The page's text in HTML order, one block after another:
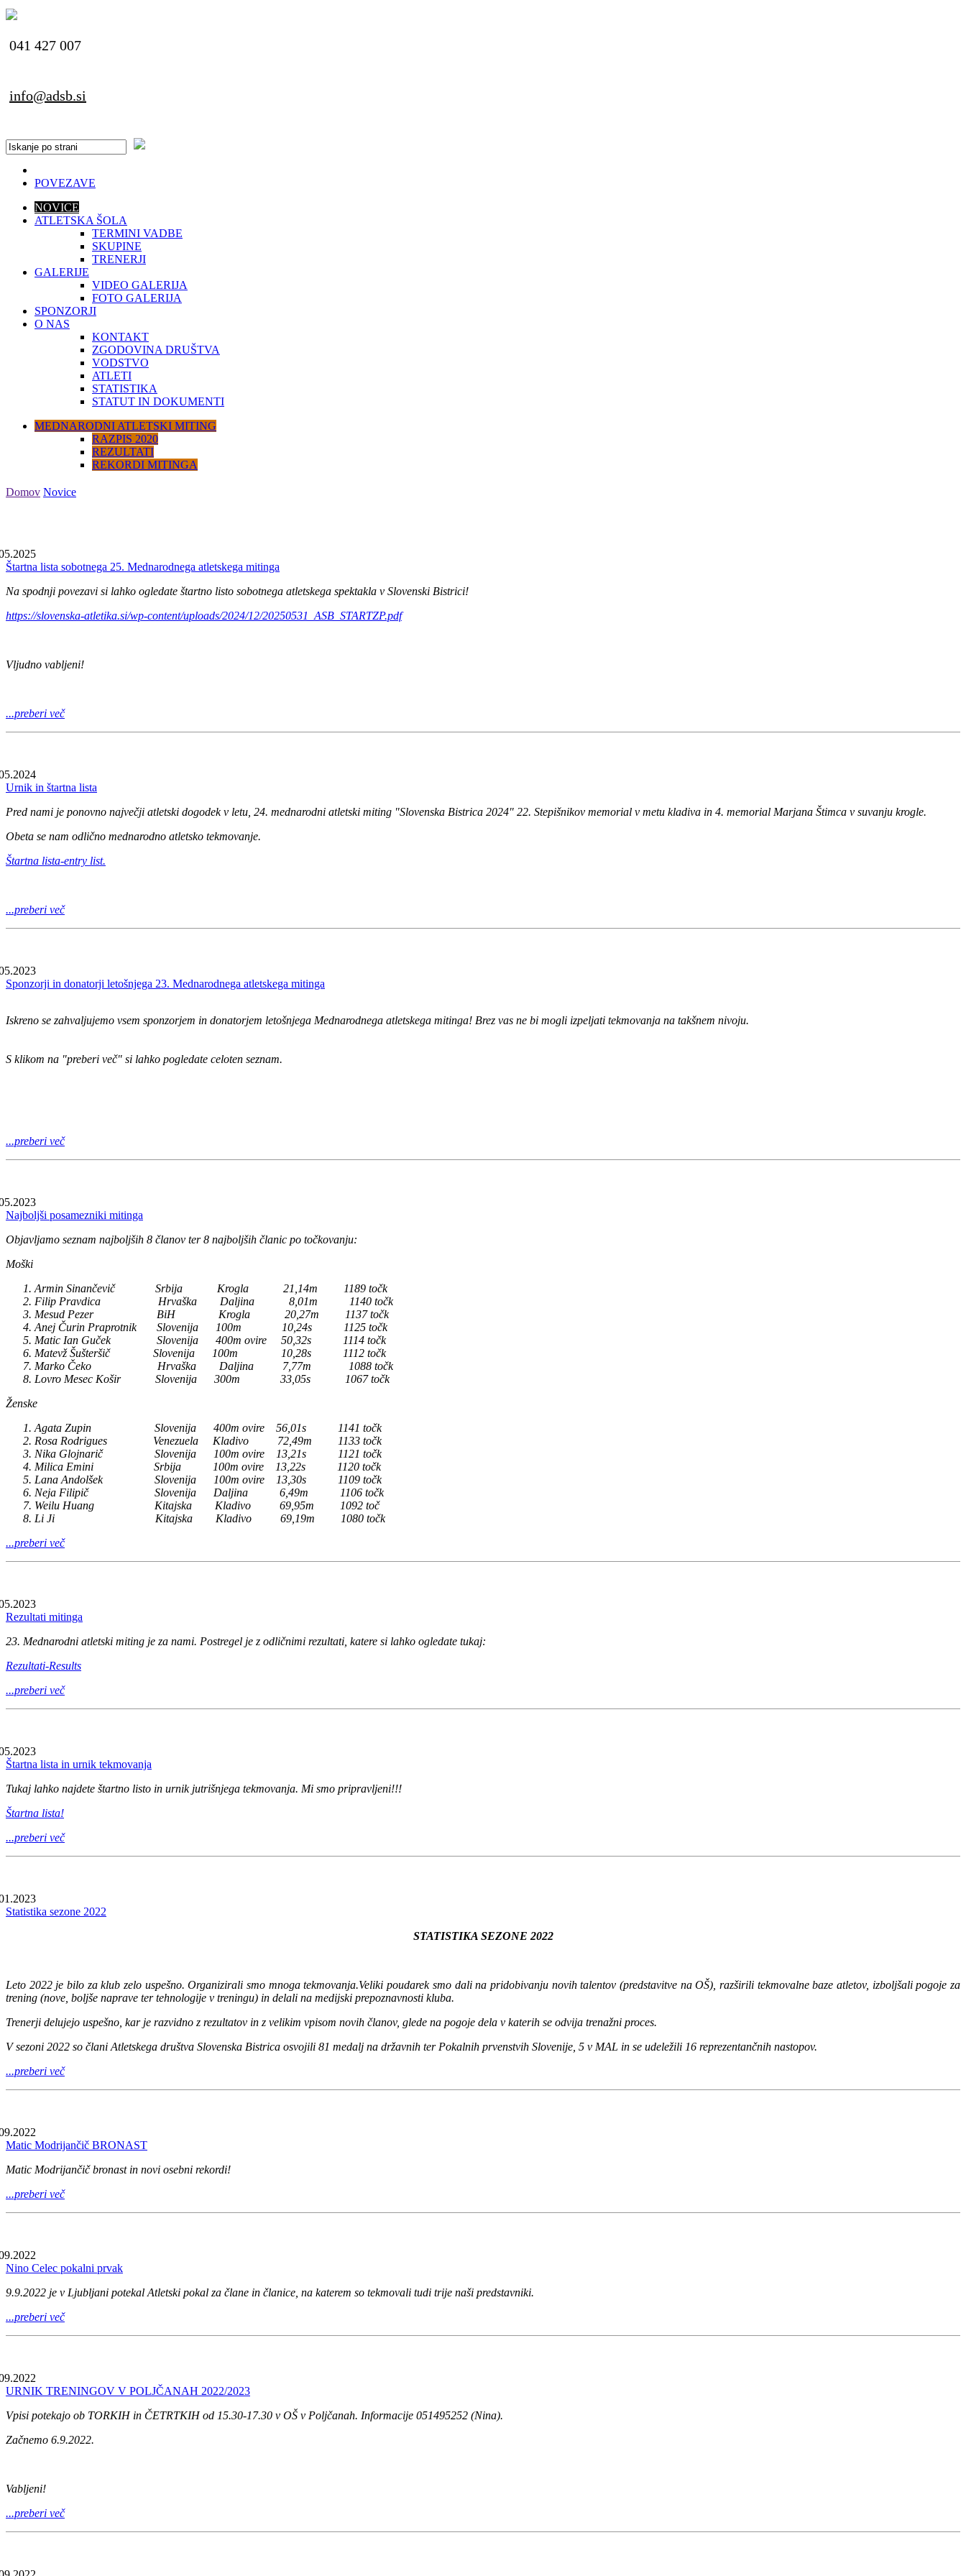
041 427 007
info@adsb.si
POVEZAVE
NOVICE
ATLETSKA ŠOLA
TERMINI VADBE
SKUPINE
TRENERJI
GALERIJE
VIDEO GALERIJA
FOTO GALERIJA
SPONZORJI
O NAS
KONTAKT
ZGODOVINA DRUŠTVA
VODSTVO
ATLETI
STATISTIKA
STATUT IN DOKUMENTI
MEDNARODNI ATLETSKI MITING
RAZPIS 2020
REZULTATI
REKORDI MITINGA
Domov Novice
Štartna lista sobotnega 25. Mednarodnega atletskega mitinga
Na spodnji povezavi si lahko ogledate štartno listo sobotnega atletskega spektakla v Slovenski Bistrici!
https://slovenska-atletika.si/wp-content/uploads/2024/12/20250531_ASB_STARTZP.pdf
Vljudno vabljeni!
...preberi več
Urnik in štartna lista
Pred nami je ponovno največji atletski dogodek v letu, 24. mednarodni atletski miting "Slovenska Bistrica 2024" 22. Stepišnikov memorial v metu kladiva in 4. memorial Marjana Štimca v suvanju krogle.
Obeta se nam odlično mednarodno atletsko tekmovanje.
Štartna lista-entry list.
...preberi več
Sponzorji in donatorji letošnjega 23. Mednarodnega atletskega mitinga
Iskreno se zahvaljujemo vsem sponzorjem in donatorjem letošnjega Mednarodnega atletskega mitinga! Brez vas ne bi mogli izpeljati tekmovanja na takšnem nivoju.
S klikom na "preberi več" si lahko pogledate celoten seznam.
...preberi več
Najboljši posamezniki mitinga
Objavljamo seznam najboljših 8 članov ter 8 najboljših članic po točkovanju:
Moški
Armin Sinančevič Srbija Krogla 21,14m 1189 točk
Filip Pravdica Hrvaška Daljina 8,01m 1140 točk
Mesud Pezer BiH Krogla 20,27m 1137 točk
Anej Čurin Praprotnik Slovenija 100m 10,24s 1125 točk
Matic Ian Guček Slovenija 400m ovire 50,32s 1114 točk
Matevž Šušteršič Slovenija 100m 10,28s 1112 točk
Marko Čeko Hrvaška Daljina 7,77m 1088 točk
Lovro Mesec Košir Slovenija 300m 33,05s 1067 točk
Ženske
Agata Zupin Slovenija 400m ovire 56,01s 1141 točk
Rosa Rodrigues Venezuela Kladivo 72,49m 1133 točk
Nika Glojnarič Slovenija 100m ovire 13,21s 1121 točk
Milica Emini Srbija 100m ovire 13,22s 1120 točk
Lana Andolšek Slovenija 100m ovire 13,30s 1109 točk
Neja Filipič Slovenija Daljina 6,49m 1106 točk
Weilu Huang Kitajska Kladivo 69,95m 1092 toč
Li Ji Kitajska Kladivo 69,19m 1080 točk
...preberi več
Rezultati mitinga
23. Mednarodni atletski miting je za nami. Postregel je z odličnimi rezultati, katere si lahko ogledate tukaj:
Rezultati-Results
...preberi več
Štartna lista in urnik tekmovanja
Tukaj lahko najdete štartno listo in urnik jutrišnjega tekmovanja. Mi smo pripravljeni!!!
Štartna lista!
...preberi več
Statistika sezone 2022
STATISTIKA SEZONE 2022
Leto 2022 je bilo za klub zelo uspešno. Organizirali smo mnoga tekmovanja.Veliki poudarek smo dali na pridobivanju novih talentov (predstavitve na OŠ), razširili tekmovalne baze atletov, izboljšali pogoje za
trening (nove, boljše naprave ter tehnologije v treningu) in delali na medijski prepoznavnosti kluba.
Trenerji delujejo uspešno, kar je razvidno z rezultatov in z velikim vpisom novih članov, glede na pogoje dela v katerih se odvija trenažni proces.
V sezoni 2022 so člani Atletskega društva Slovenska Bistrica osvojili 81 medalj na državnih ter Pokalnih prvenstvih Slovenije, 5 v MAL in se udeležili 16 reprezentančnih nastopov.
...preberi več
Matic Modrijančič BRONAST
Matic Modrijančič bronast in novi osebni rekordi!
...preberi več
Nino Celec pokalni prvak
9.9.2022 je v Ljubljani potekal Atletski pokal za člane in članice, na katerem so tekmovali tudi trije naši predstavniki.
...preberi več
URNIK TRENINGOV V POLJČANAH 2022/2023
Vpisi potekajo ob TORKIH in ČETRTKIH od 15.30-17.30 v OŠ v Poljčanah. Informacije 051495252 (Nina).
Začnemo 6.9.2022.
Vabljeni!
...preberi več